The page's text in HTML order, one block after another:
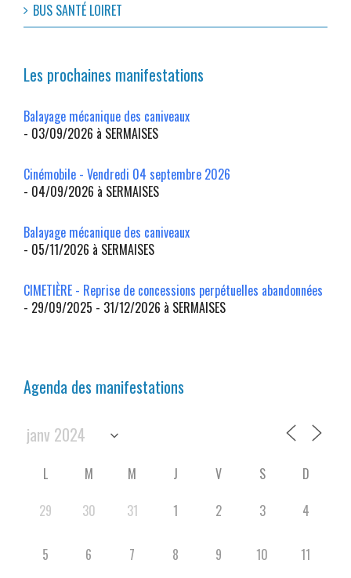
BUS SANTÉ LOIRET
Les prochaines manifestations
Balayage mécanique des caniveaux
- 03/09/2026 à SERMAISES
Cinémobile - Vendredi 04 septembre 2026
- 04/09/2026 à SERMAISES
Balayage mécanique des caniveaux
- 05/11/2026 à SERMAISES
CIMETIÈRE - Reprise de concessions perpétuelles abandonnées
- 29/09/2025 - 31/12/2026 à SERMAISES
Agenda des manifestations
L M M J V S
D
29
30 31 1 2 3 4
5 6 7 8 9 10 11